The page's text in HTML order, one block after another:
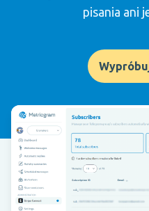
pisania ani